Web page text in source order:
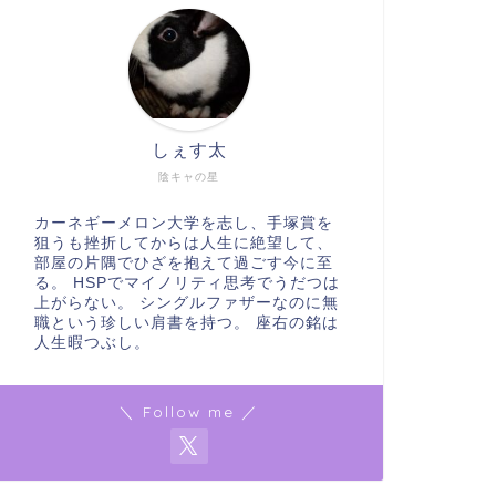
陰キャの星
しぇす太
カーネギーメロン大学を志し、手塚賞を
狙うも挫折してからは人生に絶望して、
部屋の片隅でひざを抱えて過ごす今に至
る。 HSPでマイノリティ思考でうだつは
上がらない。 シングルファザーなのに無
職という珍しい肩書を持つ。 座右の銘は
人生暇つぶし。
＼ Follow me ／